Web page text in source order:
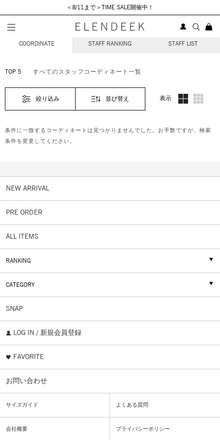
＜8/11まで＞TIME SALE開催中！
STAFF COORDINATE
COORDINATE STAFF RANKING STAFF LIST
TOP 5 すべてのスタッフコーディネート一覧
絞り込み 並び替え 表示
条件に一致するコーディネートは見つかりませんでした。お手数ですが、検索
条件を変更してください。
NEW ARRIVAL
PRE ORDER
ALL ITEMS
RANKING
CATEGORY
SNAP
LOG IN / 新規会員登録
FAVORITE
お問い合わせ
サイズガイド よくある質問
会社概要 プライバシーポリシー